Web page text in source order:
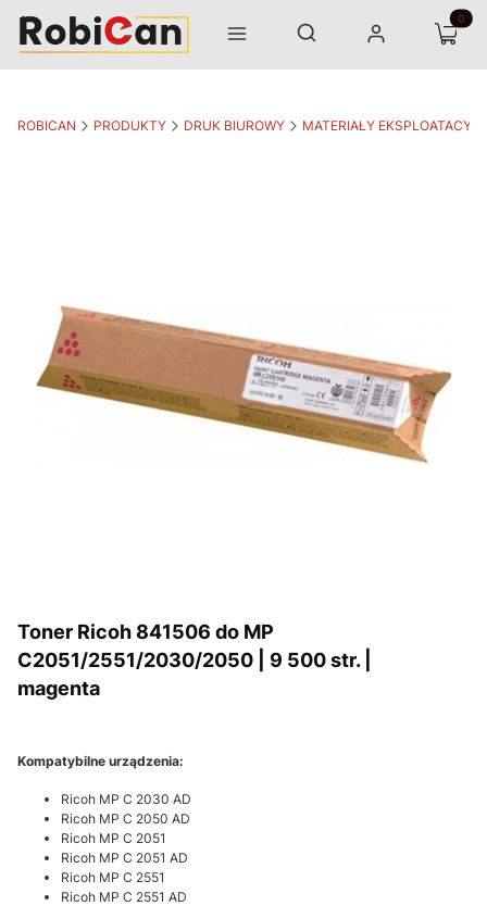
Menu Otwórz wyszukiwarkę
Szukaj Zaloguj się Koszyk
ROBICAN PRODUKTY DRUK BIUROWY MATERIAŁY
Toner Ricoh 841506 do MP
C2051/2551/2030/2050 | 9 500 str. |
magenta
Kompatybilne urządzenia:
Ricoh MP C 2030 AD
Ricoh MP C 2050 AD
Ricoh MP C 2051
Ricoh MP C 2051 AD
Ricoh MP C 2551
Ricoh MP C 2551 AD